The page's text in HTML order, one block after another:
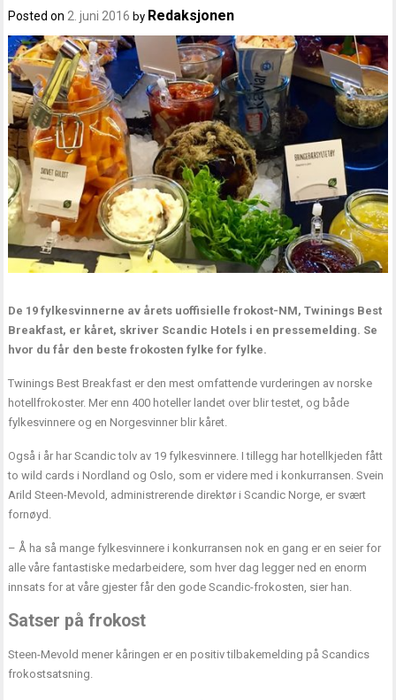
Posted on2. juni 2016 by Redaksjonen
De 19 fylkesvinnerne av årets uoffisielle frokost-NM, Twinings Best
Breakfast, er kåret, skriver Scandic Hotels i en pressemelding. Se
hvor du får den beste frokosten fylke for fylke.
Twinings Best Breakfast er den mest omfattende vurderingen av norske
hotellfrokoster. Mer enn 400 hoteller landet over blir testet, og både
fylkesvinnere og en Norgesvinner blir kåret.
Også i år har Scandic tolv av 19 fylkesvinnere. I tillegg har hotellkjeden fått
to wild cards i Nordland og Oslo, som er videre med i konkurransen. Svein
Arild Steen-Mevold, administrerende direktør i Scandic Norge, er svært
fornøyd.
– Å ha så mange fylkesvinnere i konkurransen nok en gang er en seier for
alle våre fantastiske medarbeidere, som hver dag legger ned en enorm
innsats for at våre gjester får den gode Scandic-frokosten, sier han.
Satser på frokost
Steen-Mevold mener kåringen er en positiv tilbakemelding på Scandics
frokostsatsning.